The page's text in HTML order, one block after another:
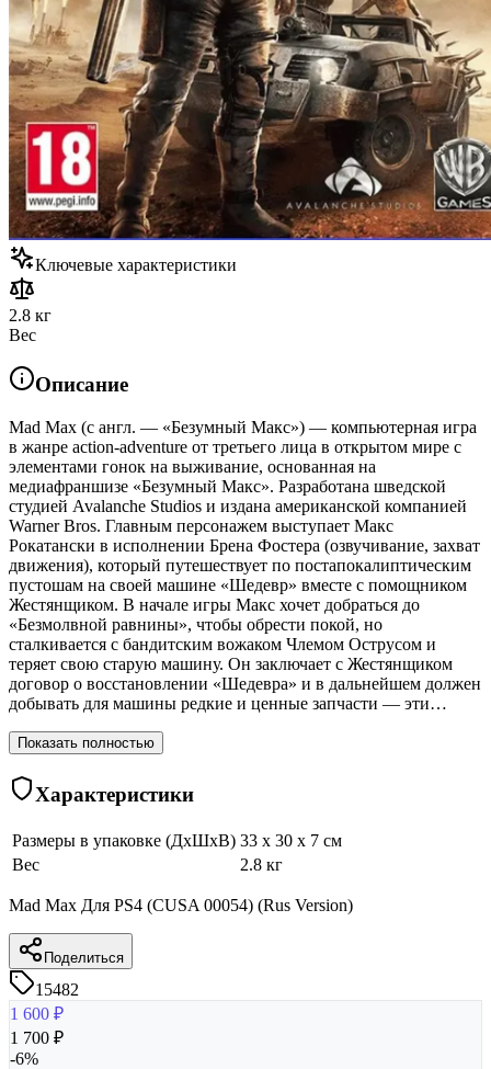
Ключевые характеристики
2.8 кг
Вес
Описание
Mad Max (с англ. — «Безумный Макс») — компьютерная игра
в жанре action-adventure от третьего лица в открытом мире с
элементами гонок на выживание, основанная на
медиафраншизе «Безумный Макс». Разработана шведской
студией Avalanche Studios и издана американской компанией
Warner Bros. Главным персонажем выступает Макс
Рокатански в исполнении Брена Фостера (озвучивание, захват
движения), который путешествует по постапокалиптическим
пустошам на своей машине «Шедевр» вместе с помощником
Жестянщиком. В начале игры Макс хочет добраться до
«Безмолвной равнины», чтобы обрести покой, но
сталкивается с бандитским вожаком Члемом Острусом и
теряет свою старую машину. Он заключает с Жестянщиком
договор о восстановлении «Шедевра» и в дальнейшем должен
добывать для машины редкие и ценные запчасти — эти…
Показать полностью
Характеристики
Размеры в упаковке (ДхШхВ) 33 x 30 x 7 см
Вес
2.8 кг
Mad Max Для PS4 (CUSA 00054) (Rus Version)
Поделиться
15482
1 600 ₽
1 700 ₽
-6%